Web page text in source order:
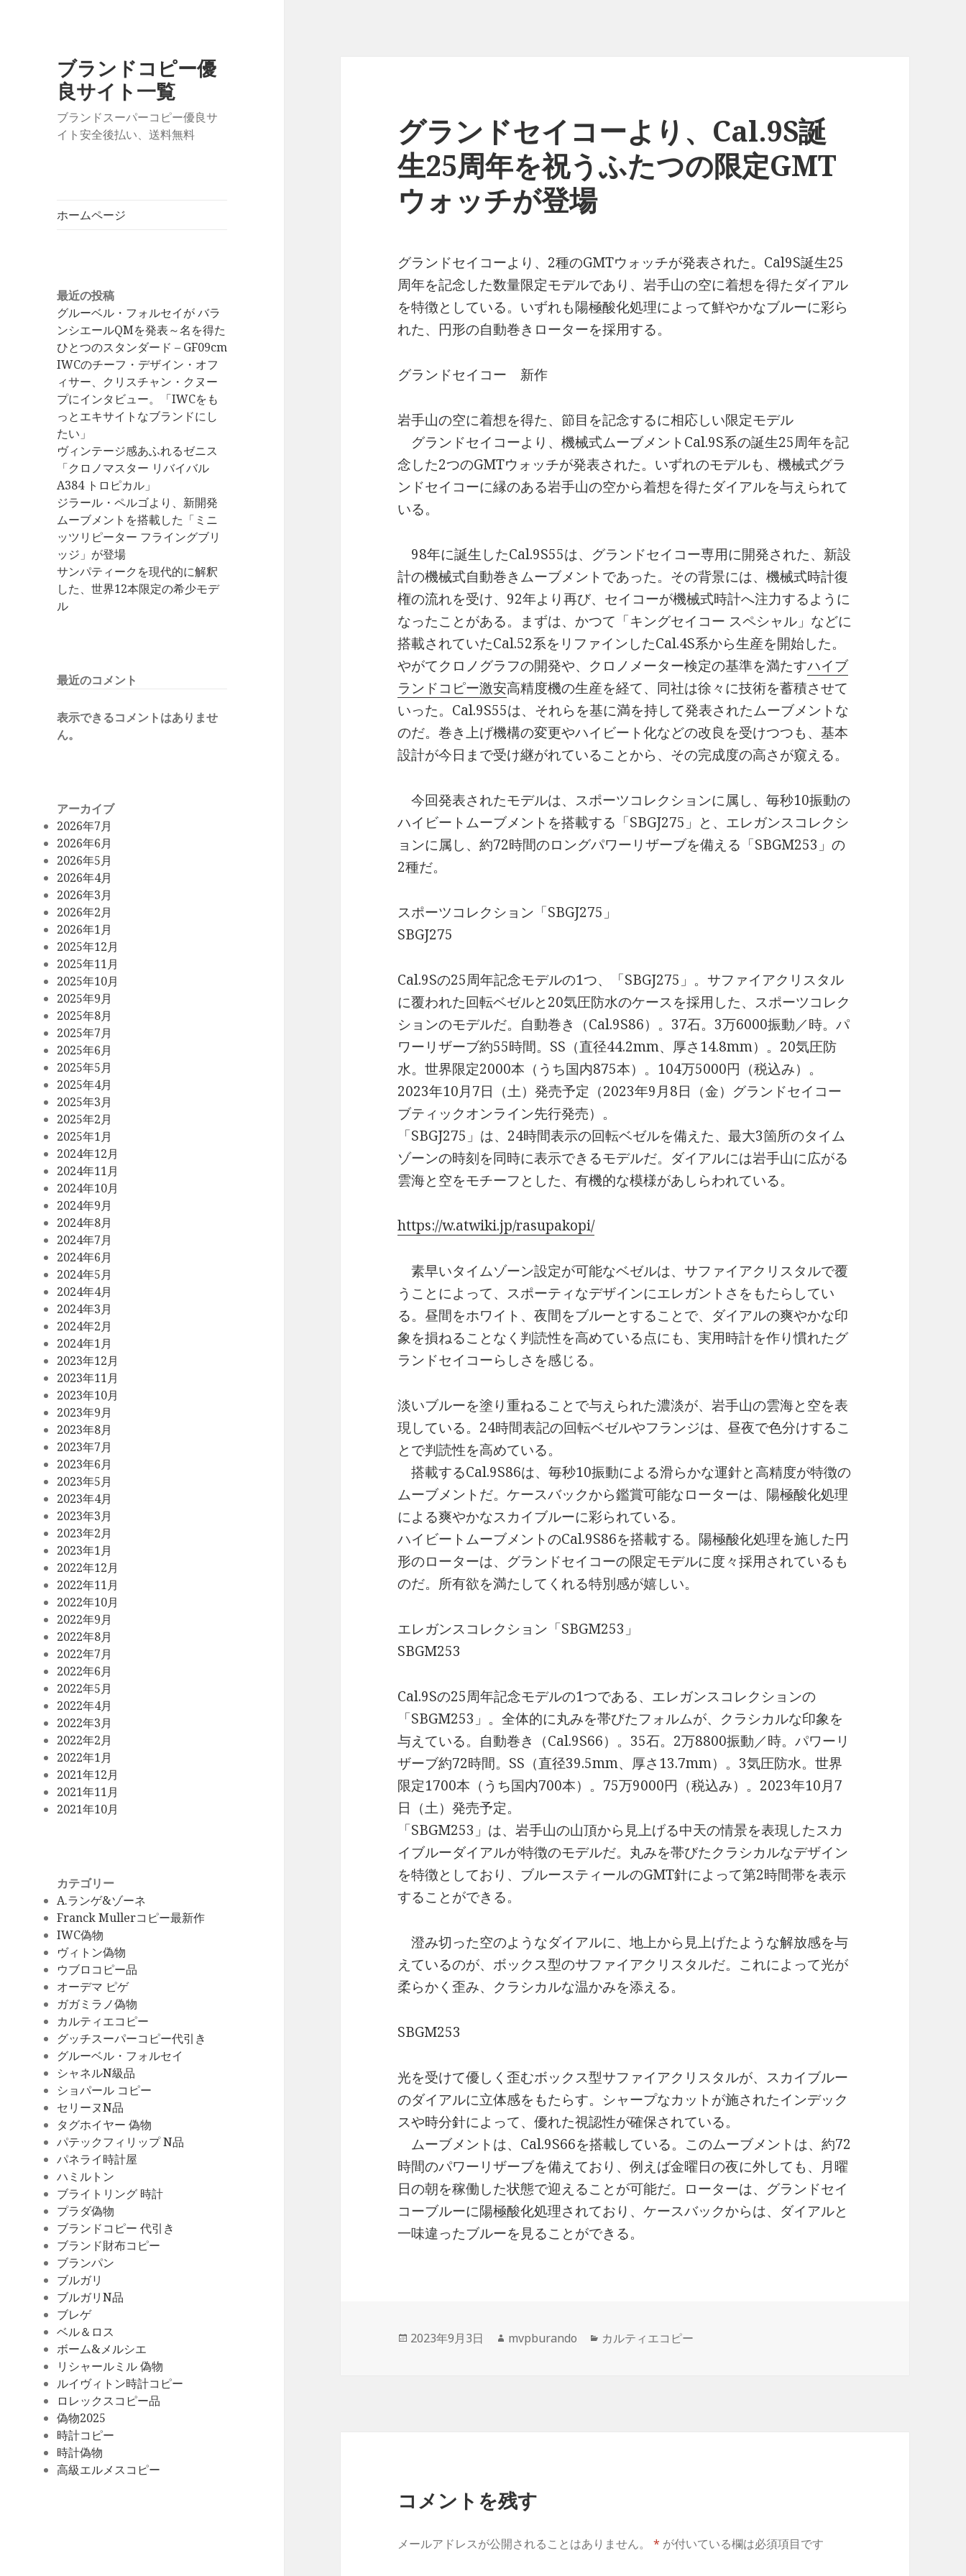
ブランドコピー優
良サイト一覧
ブランドスーパーコピー優良サ
イト安全後払い、送料無料
ホームページ
最近の投稿
グルーベル・フォルセイが バラ
ンシエールQMを発表～名を得た
ひとつのスタンダード – GF09cm
IWCのチーフ・デザイン・オフ
ィサー、クリスチャン・クヌー
プにインタビュー。「IWCをも
っとエキサイトなブランドにし
たい」
ヴィンテージ感あふれるゼニス
「クロノマスター リバイバル
A384 トロピカル」
ジラール・ペルゴより、新開発
ムーブメントを搭載した「ミニ
ッツリピーター フライングブリ
ッジ」が登場
サンパティークを現代的に解釈
した、世界12本限定の希少モデ
ル
最近のコメント
表示できるコメントはありませ
ん。
アーカイブ
2026年7月
2026年6月
2026年5月
2026年4月
2026年3月
2026年2月
2026年1月
2025年12月
2025年11月
2025年10月
2025年9月
2025年8月
2025年7月
2025年6月
2025年5月
2025年4月
2025年3月
2025年2月
2025年1月
2024年12月
2024年11月
2024年10月
2024年9月
2024年8月
2024年7月
2024年6月
2024年5月
2024年4月
2024年3月
2024年2月
2024年1月
2023年12月
2023年11月
2023年10月
2023年9月
2023年8月
2023年7月
2023年6月
2023年5月
2023年4月
2023年3月
2023年2月
2023年1月
2022年12月
2022年11月
2022年10月
2022年9月
2022年8月
2022年7月
2022年6月
2022年5月
2022年4月
2022年3月
2022年2月
2022年1月
2021年12月
2021年11月
2021年10月
カテゴリー
A.ランゲ&ゾーネ
Franck Mullerコピー最新作
IWC偽物
ヴィトン偽物
ウブロコピー品
オーデマ ピゲ
ガガミラノ偽物
カルティエコピー
グッチスーパーコピー代引き
グルーベル・フォルセイ
シャネルN級品
ショパール コピー
セリーヌN品
タグホイヤー 偽物
パテックフィリップ N品
パネライ時計屋
ハミルトン
ブライトリング 時計
プラダ偽物
ブランドコピー 代引き
ブランド財布コピー
ブランパン
ブルガリ
ブルガリN品
ブレゲ
ベル＆ロス
ボーム&メルシエ
リシャールミル 偽物
ルイヴィトン時計コピー
ロレックスコピー品
偽物2025
時計コピー
時計偽物
高級エルメスコピー
グランドセイコーより、Cal.9S誕
生25周年を祝うふたつの限定GMT
ウォッチが登場
グランドセイコーより、2種のGMTウォッチが発表された。Cal9S誕生25
周年を記念した数量限定モデルであり、岩手山の空に着想を得たダイアル
を特徴としている。いずれも陽極酸化処理によって鮮やかなブルーに彩ら
れた、円形の自動巻きローターを採用する。
グランドセイコー 新作
岩手山の空に着想を得た、節目を記念するに相応しい限定モデル
グランドセイコーより、機械式ムーブメントCal.9S系の誕生25周年を記
念した2つのGMTウォッチが発表された。いずれのモデルも、機械式グラ
ンドセイコーに縁のある岩手山の空から着想を得たダイアルを与えられて
いる。
98年に誕生したCal.9S55は、グランドセイコー専用に開発された、新設
計の機械式自動巻きムーブメントであった。その背景には、機械式時計復
権の流れを受け、92年より再び、セイコーが機械式時計へ注力するように
なったことがある。まずは、かつて「キングセイコー スペシャル」などに
搭載されていたCal.52系をリファインしたCal.4S系から生産を開始した。
やがてクロノグラフの開発や、クロノメーター検定の基準を満たすハイブ
ランドコピー激安高精度機の生産を経て、同社は徐々に技術を蓄積させて
いった。Cal.9S55は、それらを基に満を持して発表されたムーブメントな
のだ。巻き上げ機構の変更やハイビート化などの改良を受けつつも、基本
設計が今日まで受け継がれていることから、その完成度の高さが窺える。
今回発表されたモデルは、スポーツコレクションに属し、毎秒10振動の
ハイビートムーブメントを搭載する「SBGJ275」と、エレガンスコレクシ
ョンに属し、約72時間のロングパワーリザーブを備える「SBGM253」の
2種だ。
スポーツコレクション「SBGJ275」
SBGJ275
Cal.9Sの25周年記念モデルの1つ、「SBGJ275」。サファイアクリスタル
に覆われた回転ベゼルと20気圧防水のケースを採用した、スポーツコレク
ションのモデルだ。自動巻き（Cal.9S86）。37石。3万6000振動／時。パ
ワーリザーブ約55時間。SS（直径44.2mm、厚さ14.8mm）。20気圧防
水。世界限定2000本（うち国内875本）。104万5000円（税込み）。
2023年10月7日（土）発売予定（2023年9月8日（金）グランドセイコー
ブティックオンライン先行発売）。
「SBGJ275」は、24時間表示の回転ベゼルを備えた、最大3箇所のタイム
ゾーンの時刻を同時に表示できるモデルだ。ダイアルには岩手山に広がる
雲海と空をモチーフとした、有機的な模様があしらわれている。
https://w.atwiki.jp/rasupakopi/
素早いタイムゾーン設定が可能なベゼルは、サファイアクリスタルで覆
うことによって、スポーティなデザインにエレガントさをもたらしてい
る。昼間をホワイト、夜間をブルーとすることで、ダイアルの爽やかな印
象を損ねることなく判読性を高めている点にも、実用時計を作り慣れたグ
ランドセイコーらしさを感じる。
淡いブルーを塗り重ねることで与えられた濃淡が、岩手山の雲海と空を表
現している。24時間表記の回転ベゼルやフランジは、昼夜で色分けするこ
とで判読性を高めている。
搭載するCal.9S86は、毎秒10振動による滑らかな運針と高精度が特徴の
ムーブメントだ。ケースバックから鑑賞可能なローターは、陽極酸化処理
による爽やかなスカイブルーに彩られている。
ハイビートムーブメントのCal.9S86を搭載する。陽極酸化処理を施した円
形のローターは、グランドセイコーの限定モデルに度々採用されているも
のだ。所有欲を満たしてくれる特別感が嬉しい。
エレガンスコレクション「SBGM253」
SBGM253
Cal.9Sの25周年記念モデルの1つである、エレガンスコレクションの
「SBGM253」。全体的に丸みを帯びたフォルムが、クラシカルな印象を
与えている。自動巻き（Cal.9S66）。35石。2万8800振動／時。パワーリ
ザーブ約72時間。SS（直径39.5mm、厚さ13.7mm）。3気圧防水。世界
限定1700本（うち国内700本）。75万9000円（税込み）。2023年10月7
日（土）発売予定。
「SBGM253」は、岩手山の山頂から見上げる中天の情景を表現したスカ
イブルーダイアルが特徴のモデルだ。丸みを帯びたクラシカルなデザイン
を特徴としており、ブルースティールのGMT針によって第2時間帯を表示
することができる。
澄み切った空のようなダイアルに、地上から見上げたような解放感を与
えているのが、ボックス型のサファイアクリスタルだ。これによって光が
柔らかく歪み、クラシカルな温かみを添える。
SBGM253
光を受けて優しく歪むボックス型サファイアクリスタルが、スカイブルー
のダイアルに立体感をもたらす。シャープなカットが施されたインデック
スや時分針によって、優れた視認性が確保されている。
ムーブメントは、Cal.9S66を搭載している。このムーブメントは、約72
時間のパワーリザーブを備えており、例えば金曜日の夜に外しても、月曜
日の朝を稼働した状態で迎えることが可能だ。ローターは、グランドセイ
コーブルーに陽極酸化処理されており、ケースバックからは、ダイアルと
一味違ったブルーを見ることができる。
投
2023年9月3日
作
mvpburando
カ
カルティエコピー
コメントを残す
メールアドレスが公開されることはありません。 * が付いている欄は必須項目です